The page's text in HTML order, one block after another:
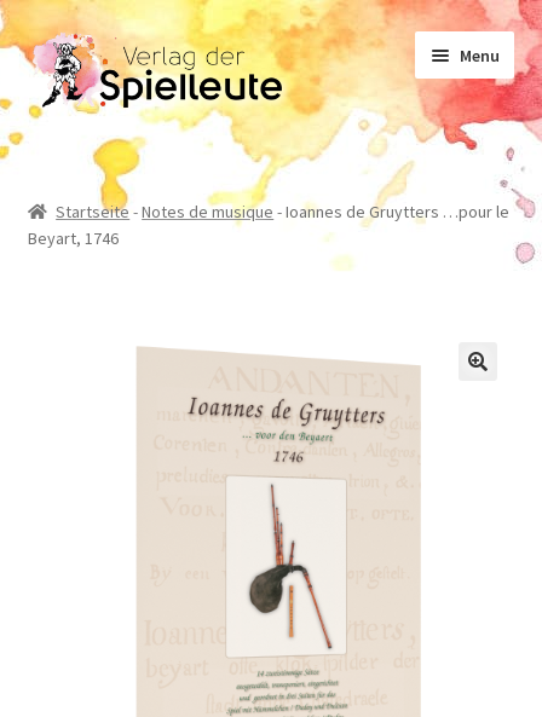
Aller
à
la
navigation
Aller
au
contenu
Menu
Notes de musique
Manuel d’enseignement
Startseite -Notes de musique -Ioannes de Gruytters …pour le
Beyart, 1746